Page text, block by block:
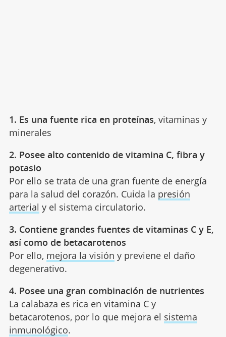
1. Es una fuente rica en proteínas, vitaminas y
minerales
2. Posee alto contenido de vitamina C, fibra y
potasio
Por ello se trata de una gran fuente de energía
para la salud del corazón. Cuida la presión
arterial y el sistema circulatorio.
3. Contiene grandes fuentes de vitaminas C y E,
así como de betacarotenos
Por ello, mejora la visión y previene el daño
degenerativo.
4. Posee una gran combinación de nutrientes
La calabaza es rica en vitamina C y
betacarotenos, por lo que mejora el sistema
inmunológico.